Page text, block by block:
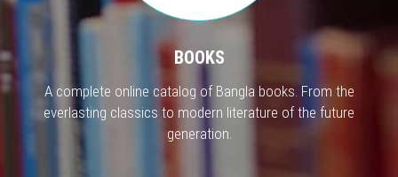
BOOKS
A complete online catalog of Bangla books. From the
everlasting classics to modern literature of the future
generation.